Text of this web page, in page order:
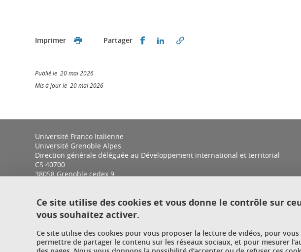
Imprimer Partager Partager sur Facebook
Partager sur LinkedIn
Publié le 20 mai 2026
Mis à jour le 20 mai 2026
Université Franco Italienne
Université Grenoble Alpes
Direction générale déléguée au Développement international et territorial
CS 40700
38058 Grenoble cedex 9
Ce site utilise des cookies et vous donne le contrôle sur
vous souhaitez activer.
Ce site utilise des cookies pour vous proposer la lecture de vidéos, pour vous
permettre de partager le contenu sur les réseaux sociaux, et pour mesurer